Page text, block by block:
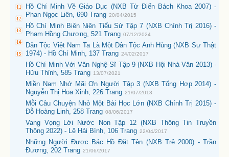
Hồ Chí Minh Về Giáo Dục (NXB Từ Điển Bách Khoa 2007) -
Phan Ngọc Liên, 690 Trang 20/04/2015
Hồ Chí Minh Biên Niên Tiểu Sử Tập 7 (NXB Chính Trị 2016) -
Phạm Hồng Chương, 521 Trang 07/12/2024
Dân Tộc Việt Nam Ta Là Một Dân Tộc Anh Hùng (NXB Sự Thật
1974) - Hồ Chí Minh, 137 Trang 24/02/2017
Hồ Chí Minh Với Văn Nghệ Sĩ Tập 9 (NXB Hội Nhà Văn 2013) -
Hữu Thỉnh, 585 Trang 13/07/2021
Miền Nam Nhớ Mãi Ơn Người Tập 3 (NXB Tổng Hợp 2014) -
Nguyễn Thị Hoa Xinh, 226 Trang 21/07/2013
Mỗi Câu Chuyện Nhỏ Một Bài Học Lớn (NXB Chính Trị 2015) -
Đỗ Hoàng Linh, 258 Trang 08/06/2017
Vang Vọng Lời Nước Non Tập 12 (NXB Thông Tin Truyền
Thông 2022) - Lê Hải Bình, 106 Trang 22/04/2017
Những Người Được Bác Hồ Đặt Tên (NXB Trẻ 2000) - Trần
Đương, 202 Trang 21/06/2017